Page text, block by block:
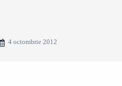
4 octombrie 2012